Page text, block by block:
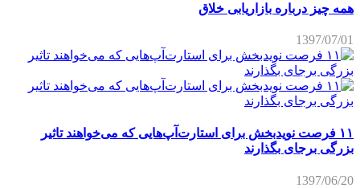
همه چیز درباره بازاریابی خلاق
1397/07/01
۱۱ فرصت نویدبخش برای استارت‌آپ‌هایی که می‌خواهند تاثیر
بزرگی برجای بگذارند
1397/06/20